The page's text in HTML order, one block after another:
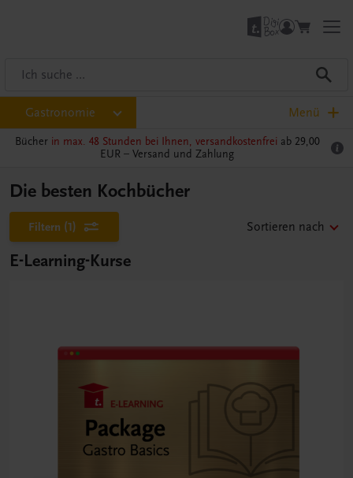
Gastronomie Menü
Bücher in max. 48 Stunden bei Ihnen, versandkostenfrei ab 29,00
EUR – Versand und Zahlung
Die besten Kochbücher
Filtern (1) Sortieren nach
E-Learning-Kurse